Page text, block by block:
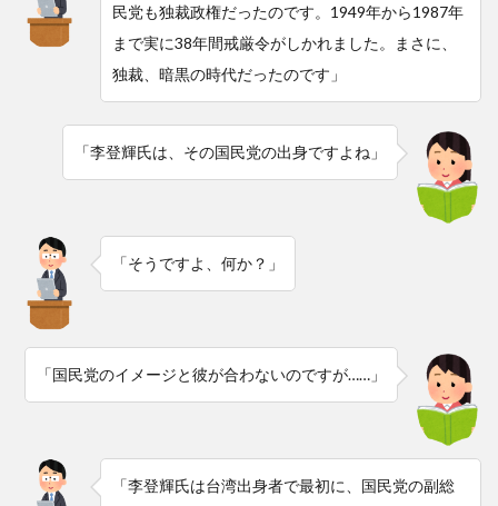
民党も独裁政権だったのです。1949年から1987年
まで実に38年間戒厳令がしかれました。まさに、
独裁、暗黒の時代だったのです」
「李登輝氏は、その国民党の出身ですよね」
「そうですよ、何か？」
「国民党のイメージと彼が合わないのですが……」
「李登輝氏は台湾出身者で最初に、国民党の副総